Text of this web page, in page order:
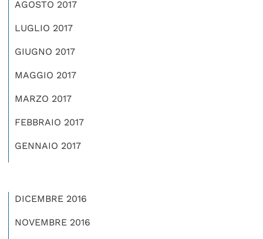
AGOSTO 2017
LUGLIO 2017
GIUGNO 2017
MAGGIO 2017
MARZO 2017
FEBBRAIO 2017
GENNAIO 2017
DICEMBRE 2016
NOVEMBRE 2016